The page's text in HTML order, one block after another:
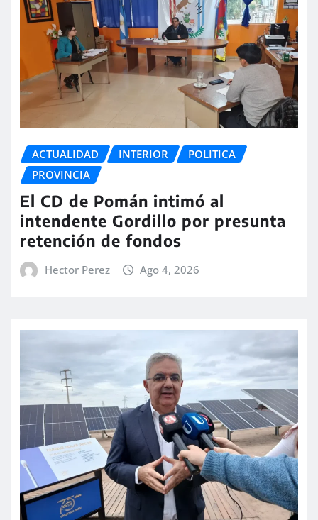
ACTUALIDAD INTERIOR
POLITICA
PROVINCIA
El CD de Pomán intimó al
intendente Gordillo por presunta
retención de fondos
Hector Perez Ago 4, 2026